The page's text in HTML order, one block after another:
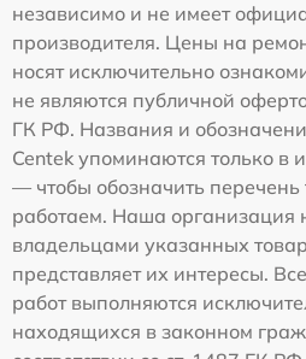
независимо и не имеет
производителя. Цены на
носят исключительно
не являются публичной
ГК РФ. Названия и
Centek упоминаются только
— чтобы обозначить перечень
работаем. Наша
владельцами указанных
представляет их интересы.
работ выполняются
находящихся в законном